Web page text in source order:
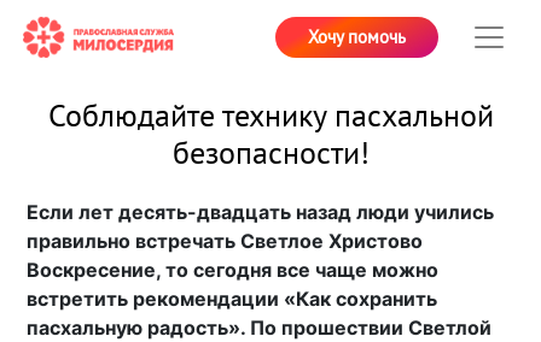
Хочу помочь
Соблюдайте технику пасхальной
безопасности!
Если лет десять-двадцать назад люди учились
правильно встречать Светлое Христово
Воскресение, то сегодня все чаще можно
встретить рекомендации «Как сохранить
пасхальную радость». По прошествии Светлой